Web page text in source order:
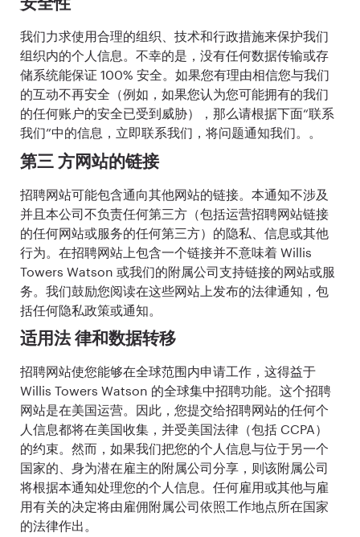
安全性
我们力求使用合理的组织、技术和行政措施来保护我们
组织内的个人信息。不幸的是，没有任何数据传输或存
储系统能保证 100% 安全。如果您有理由相信您与我们
的互动不再安全（例如，如果您认为您可能拥有的我们
的任何账户的安全已受到威胁），那么请根据下面“联系
我们”中的信息，立即联系我们，将问题通知我们。。
第三 方网站的链接
招聘网站可能包含通向其他网站的链接。本通知不涉及
并且本公司不负责任何第三方（包括运营招聘网站链接
的任何网站或服务的任何第三方）的隐私、信息或其他
行为。在招聘网站上包含一个链接并不意味着 Willis
Towers Watson 或我们的附属公司支持链接的网站或服
务。我们鼓励您阅读在这些网站上发布的法律通知，包
括任何隐私政策或通知。
适用法 律和数据转移
招聘网站使您能够在全球范围内申请工作，这得益于
Willis Towers Watson 的全球集中招聘功能。这个招聘
网站是在美国运营。因此，您提交给招聘网站的任何个
人信息都将在美国收集，并受美国法律（包括 CCPA）
的约束。然而，如果我们把您的个人信息与位于另一个
国家的、身为潜在雇主的附属公司分享，则该附属公司
将根据本通知处理您的个人信息。任何雇用或其他与雇
用有关的决定将由雇佣附属公司依照工作地点所在国家
的法律作出。